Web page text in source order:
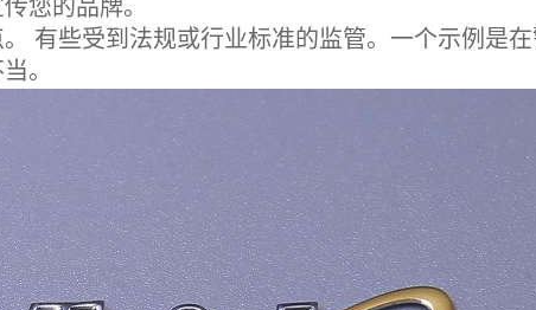
您的品牌。
些受到法规或行业标准的监管。一个示例是在
。